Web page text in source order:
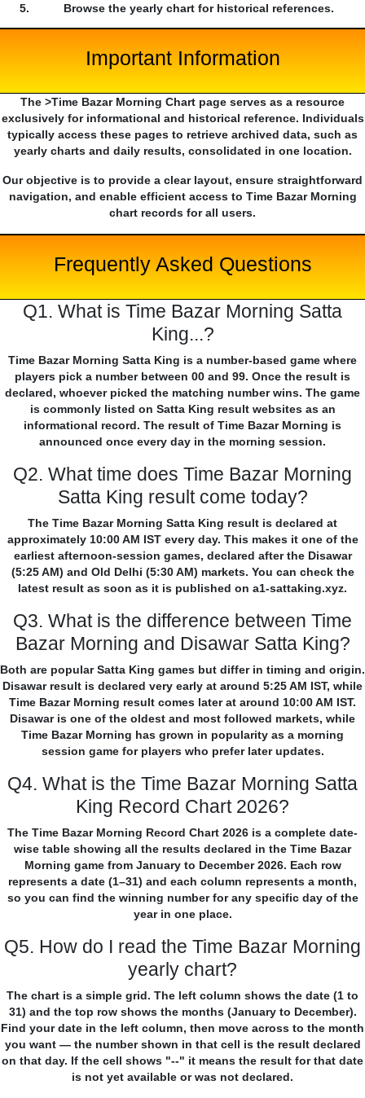
Browse the yearly chart for historical references.
Important Information
The >Time Bazar Morning Chart page serves as a resource
exclusively for informational and historical reference. Individuals
typically access these pages to retrieve archived data, such as
yearly charts and daily results, consolidated in one location.
Our objective is to provide a clear layout, ensure straightforward
navigation, and enable efficient access to Time Bazar Morning
chart records for all users.
Frequently Asked Questions
Q1. What is Time Bazar Morning Satta
King...?
Time Bazar Morning Satta King is a number-based game where
players pick a number between 00 and 99. Once the result is
declared, whoever picked the matching number wins. The game
is commonly listed on Satta King result websites as an
informational record. The result of Time Bazar Morning is
announced once every day in the morning session.
Q2. What time does Time Bazar Morning
Satta King result come today?
The Time Bazar Morning Satta King result is declared at
approximately 10:00 AM IST every day. This makes it one of the
earliest afternoon-session games, declared after the Disawar
(5:25 AM) and Old Delhi (5:30 AM) markets. You can check the
latest result as soon as it is published on a1-sattaking.xyz.
Q3. What is the difference between Time
Bazar Morning and Disawar Satta King?
Both are popular Satta King games but differ in timing and origin.
Disawar result is declared very early at around 5:25 AM IST, while
Time Bazar Morning result comes later at around 10:00 AM IST.
Disawar is one of the oldest and most followed markets, while
Time Bazar Morning has grown in popularity as a morning
session game for players who prefer later updates.
Q4. What is the Time Bazar Morning Satta
King Record Chart 2026?
The Time Bazar Morning Record Chart 2026 is a complete date-
wise table showing all the results declared in the Time Bazar
Morning game from January to December 2026. Each row
represents a date (1–31) and each column represents a month,
so you can find the winning number for any specific day of the
year in one place.
Q5. How do I read the Time Bazar Morning
yearly chart?
The chart is a simple grid. The left column shows the date (1 to
31) and the top row shows the months (January to December).
Find your date in the left column, then move across to the month
you want — the number shown in that cell is the result declared
on that day. If the cell shows "--" it means the result for that date
is not yet available or was not declared.